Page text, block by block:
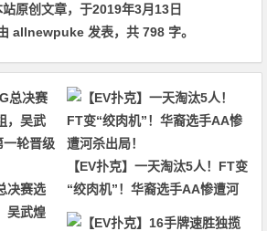
站原创文章，于2019年3月13日
allnewpuke 发表，共 798 字。
决赛选
吴武煌
【EV扑克】一天淘汰5人！FT变
“绞肉机”！华裔选手AA惨遭河
杀出局！